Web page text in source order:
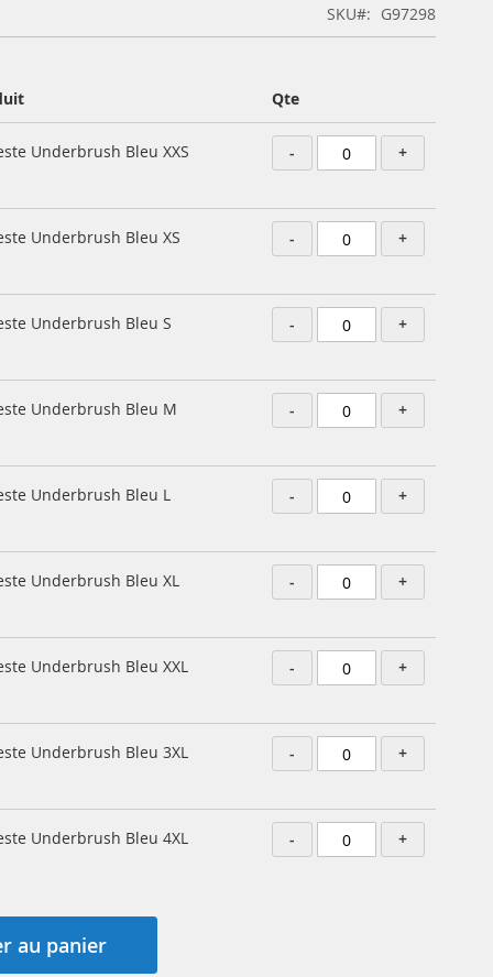
SKU
G97298
Qte
Underbrush Bleu XXS - +
Underbrush Bleu XS - +
Underbrush Bleu S - +
Underbrush Bleu M - +
Underbrush Bleu L - +
Underbrush Bleu XL - +
Underbrush Bleu XXL - +
Underbrush Bleu 3XL - +
Underbrush Bleu 4XL - +
au panier